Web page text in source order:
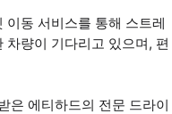
동 서비스를 통해 스트레
량이 기다리고 있으며, 편
은 에티하드의 전문 드라이